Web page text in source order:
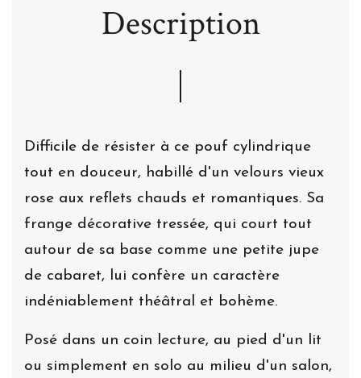
Description
Difficile de résister à ce pouf cylindrique
tout en douceur, habillé d'un velours vieux
rose aux reflets chauds et romantiques. Sa
frange décorative tressée, qui court tout
autour de sa base comme une petite jupe
de cabaret, lui confère un caractère
indéniablement théâtral et bohème.
Posé dans un coin lecture, au pied d'un lit
ou simplement en solo au milieu d'un salon,